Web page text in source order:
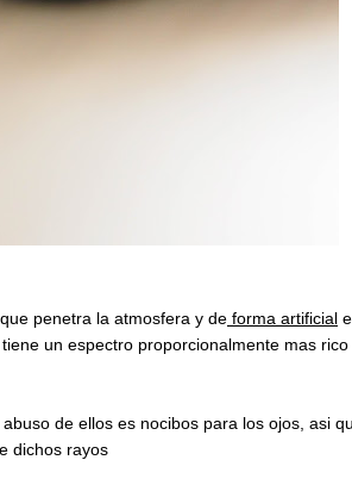
penetra la atmosfera y de forma artificial
un espectro proporcionalmente mas
de ellos es nocibos para los ojos, asi
dichos rayos